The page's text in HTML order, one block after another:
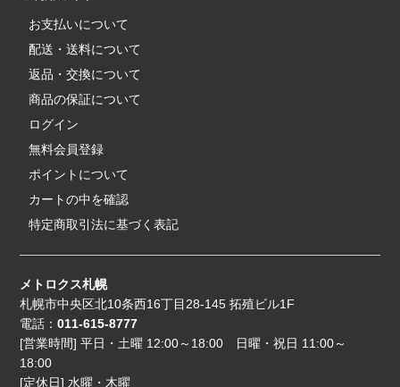
お支払いについて
配送・送料について
返品・交換について
商品の保証について
ログイン
無料会員登録
ポイントについて
カートの中を確認
特定商取引法に基づく表記
メトロクス札幌
札幌市中央区北10条西16丁目28-145 拓殖ビル1F
電話：011-615-8777
[営業時間] 平日・土曜 12:00～18:00 日曜・祝日 11:00～
18:00
[定休日] 水曜・木曜